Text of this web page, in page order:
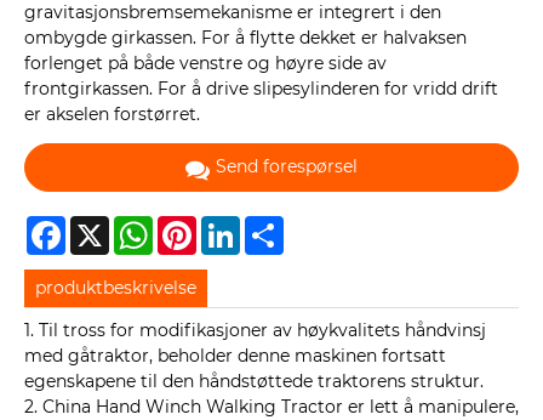
gravitasjonsbremsemekanisme er integrert i den
ombygde girkassen. For å flytte dekket er halvaksen
forlenget på både venstre og høyre side av
frontgirkassen. For å drive slipesylinderen for vridd drift
er akselen forstørret.
Send forespørsel
Facebook
X WhatsAppPinterestLinkedIn
produktbeskrivelse
1. Til tross for modifikasjoner av høykvalitets håndvinsj
med gåtraktor, beholder denne maskinen fortsatt
egenskapene til den håndstøttede traktorens struktur.
2. China Hand Winch Walking Tractor er lett å manipulere,